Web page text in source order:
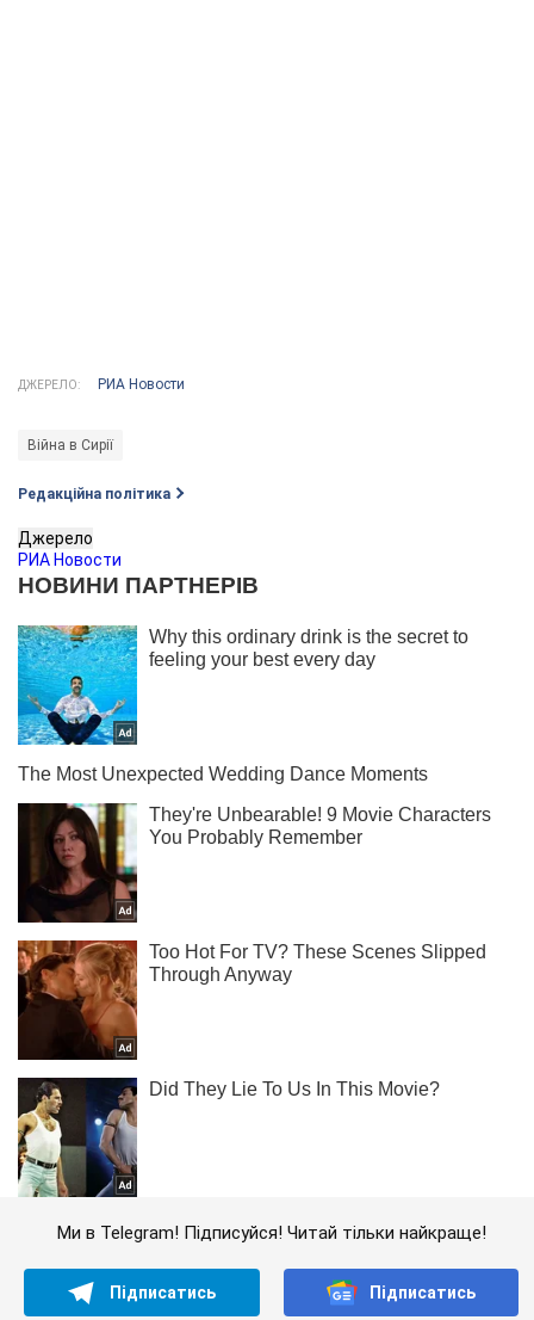
ДЖЕРЕЛО: РИА Новости
Війна в Сирії
Редакційна політика
Джерело
РИА Новости
Ми в Telegram! Підписуйся! Читай тільки найкраще!
Підписатись Підписатись